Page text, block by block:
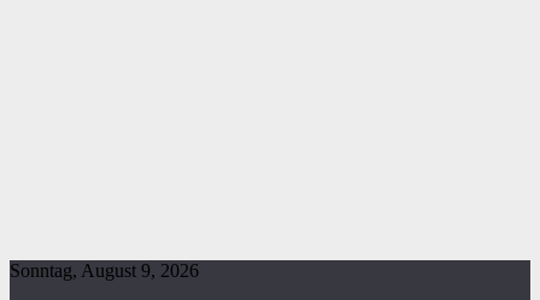
Sonntag, August 9, 2026